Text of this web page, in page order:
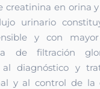
creatinina en orina
urinario
y con
de filtración
al diagnóstico y
y al control de la